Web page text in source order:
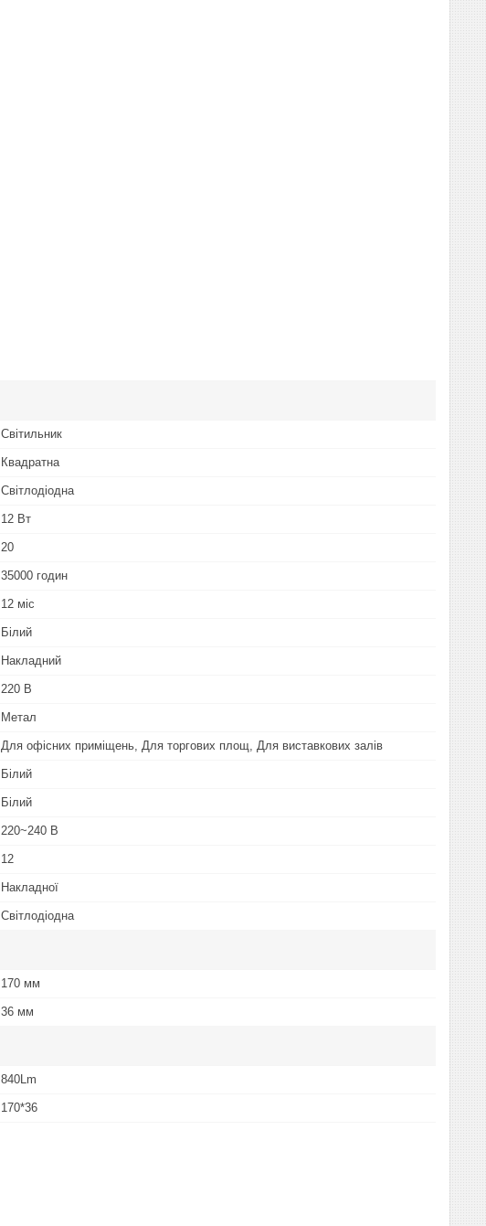
Світильник
Квадратна
Світлодіодна
12 Вт
20
35000 годин
12 міс
Білий
Накладний
220 В
Метал
Для офісних приміщень, Для торгових площ, Для виставкових залів
Білий
Білий
220~240 В
12
Накладної
Світлодіодна
170 мм
36 мм
840Lm
170*36